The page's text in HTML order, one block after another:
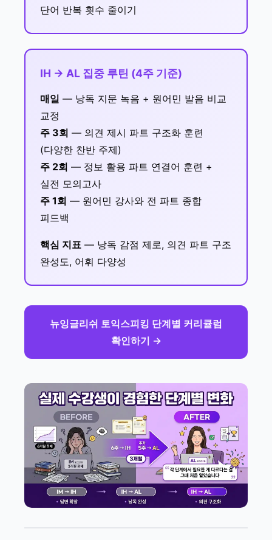
단어 반복 횟수 줄이기
IH → AL 집중 루틴 (4주 기준)
매일 — 낭독 지문 녹음 + 원어민 발음 비교
교정
주 3회 — 의견 제시 파트 구조화 훈련
(다양한 찬반 주제)
주 2회 — 정보 활용 파트 연결어 훈련 +
실전 모의고사
주 1회 — 원어민 강사와 전 파트 종합
피드백
핵심 지표— 낭독 감점 제로, 의견 파트 구조
완성도, 어휘 다양성
뉴잉글리쉬 토익스피킹 단계별 커리큘럼
확인하기 →